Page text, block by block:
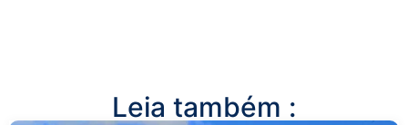
Leia também :